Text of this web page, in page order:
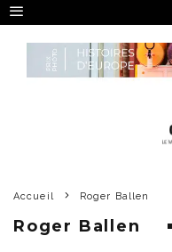
Accueil Roger Ballen
Roger Ballen